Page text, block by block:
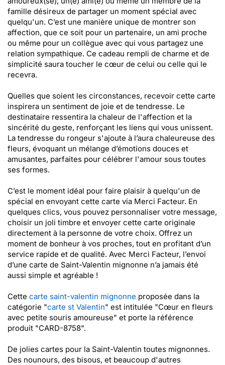
famille désireux de partager un moment spécial avec
quelqu'un. C’est une manière unique de montrer son
affection, que ce soit pour un partenaire, un ami proche
ou même pour un collègue avec qui vous partagez une
relation sympathique. Ce cadeau rempli de charme et de
simplicité saura toucher le cœur de celui ou celle qui le
recevra.
Quelles que soient les circonstances, recevoir cette carte
inspirera un sentiment de joie et de tendresse. Le
destinataire ressentira la chaleur de l'affection et la
sincérité du geste, renforçant les liens qui vous unissent.
La tendresse du rongeur s'ajoute à l’aura chaleureuse des
fleurs, évoquant un mélange d’émotions douces et
amusantes, parfaites pour célébrer l'amour sous toutes
ses formes.
C’est le moment idéal pour faire plaisir à quelqu'un de
spécial en envoyant cette carte via Merci Facteur. En
quelques clics, vous pouvez personnaliser votre message,
choisir un joli timbre et envoyer cette carte originale
directement à la personne de votre choix. Offrez un
moment de bonheur à vos proches, tout en profitant d’un
service rapide et de qualité. Avec Merci Facteur, l’envoi
d’une carte de Saint-Valentin mignonne n’a jamais été
aussi simple et agréable !
Cette carte saint-valentin mignonne proposée dans la
catégorie "carte st Valentin" est intitulée "Cœur en fleurs
avec petite souris amoureuse" et porte la référence
produit "CARD-8758".
De jolies cartes pour la Saint-Valentin toutes mignonnes.
Des nounours, des bisous, et beaucoup d'autres